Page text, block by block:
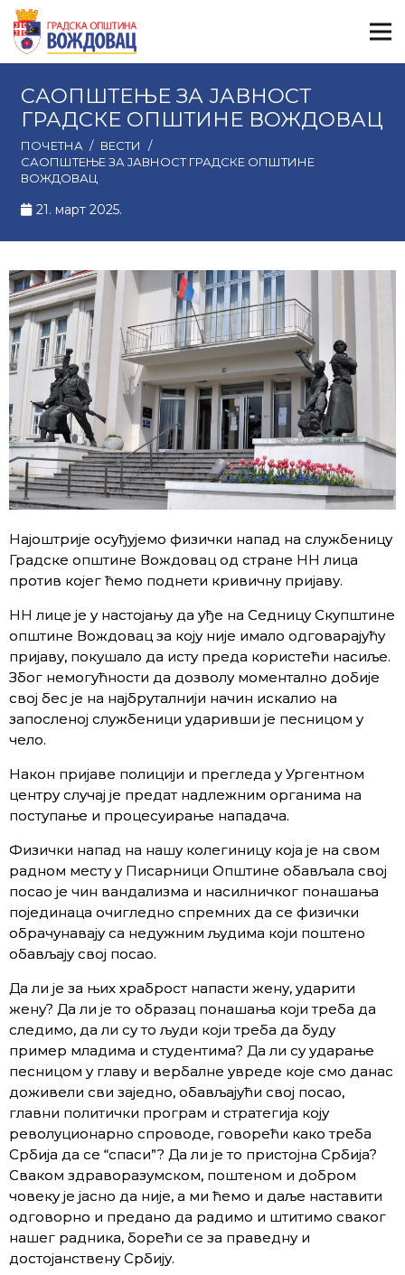
САОПШТЕЊЕ ЗА ЈАВНОСТ
ГРАДСКЕ ОПШТИНЕ ВОЖДОВАЦ
ПОЧЕТНА / ВЕСТИ
/
САОПШТЕЊЕ ЗА ЈАВНОСТ ГРАДСКЕ ОПШТИНЕ
ВОЖДОВАЦ
21. март 2025.
Најоштрије осуђујемо физички напад на службеницу
Градске општине Вождовац од стране НН лица
против којег ћемо поднети кривичну пријаву.
НН лице је у настојању да уђе на Седницу Скупштине
општине Вождовац за коју није имало одговарајућу
пријаву, покушало да исту преда користећи насиље.
Због немогућности да дозволу моментално добије
свој бес је на најбруталнији начин искалио на
запосленој службеници ударивши је песницом у
чело.
Након пријаве полицији и прегледа у Ургентном
центру случај је предат надлежним органима на
поступање и процесуирање нападача.
Физички напад на нашу колегиницу која је на свом
радном месту у Писарници Општине обављала свој
посао је чин вандализма и насилничког понашања
појединаца очигледно спремних да се физички
обрачунавају са недужним људима који поштено
обављају свој посао.
Да ли је за њих храброст напасти жену, ударити
жену? Да ли је то образац понашања који треба да
следимо, да ли су то људи који треба да буду
пример младима и студентима? Да ли су ударање
песницом у главу и вербалне увреде које смо данас
доживели сви заједно, обављајући свој посао,
главни политички програм и стратегија коју
револуционарно спроводе, говорећи како треба
Србија да се “спаси”? Да ли је то пристојна Србија?
Сваком здраворазумском, поштеном и добром
човеку је јасно да није, а ми ћемо и даље наставити
одговорно и предано да радимо и штитимо сваког
нашег радника, борећи се за праведну и
достојанствену Србију.